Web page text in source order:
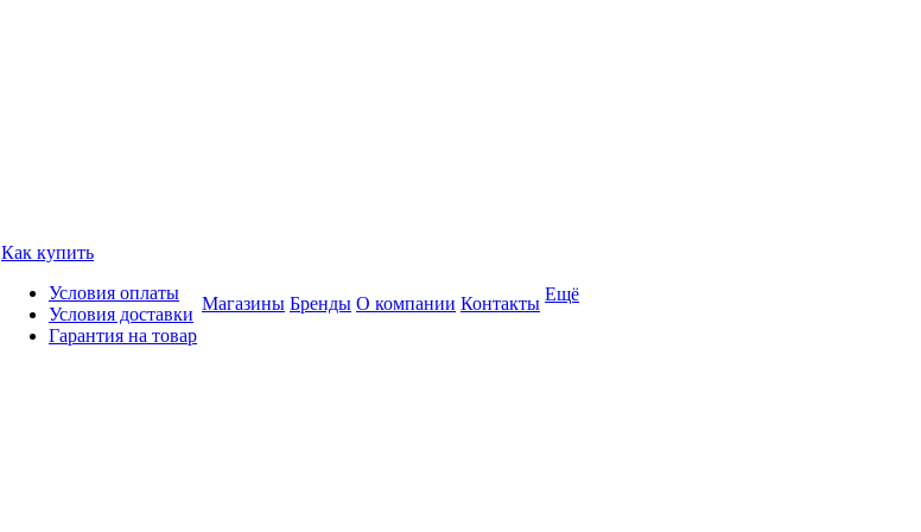
Как купить
Условия оплаты
Условия доставки
Гарантия на товар
Магазины Бренды О компании Контакты Ещё